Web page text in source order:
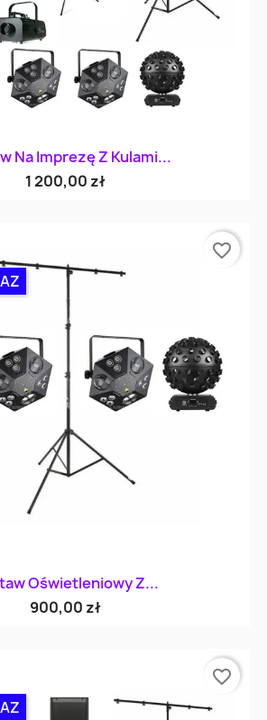
Na Imprezę Z Kulami...
1 200,00 zł
Oświetleniowy Z...
900,00 zł
favorite_border
favorite_border